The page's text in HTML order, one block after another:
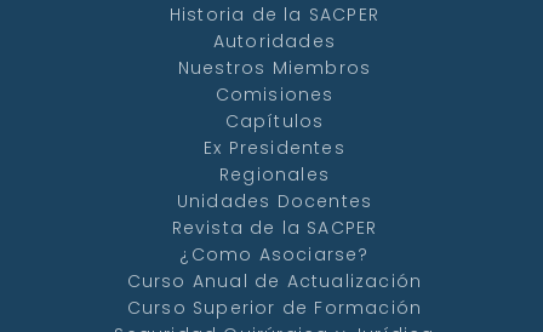
Historia de la SACPER
Autoridades
Nuestros Miembros
Comisiones
Capítulos
Ex Presidentes
Regionales
Unidades Docentes
Revista de la SACPER
¿Como Asociarse?
Curso Anual de Actualización
Curso Superior de Formación